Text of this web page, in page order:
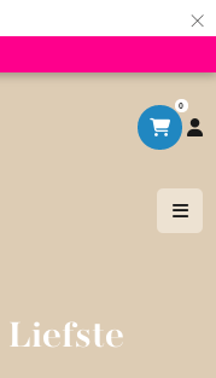
×
0